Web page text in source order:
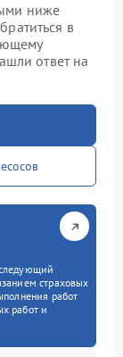
ниже
в
ответ на
страховых
работ
работ и